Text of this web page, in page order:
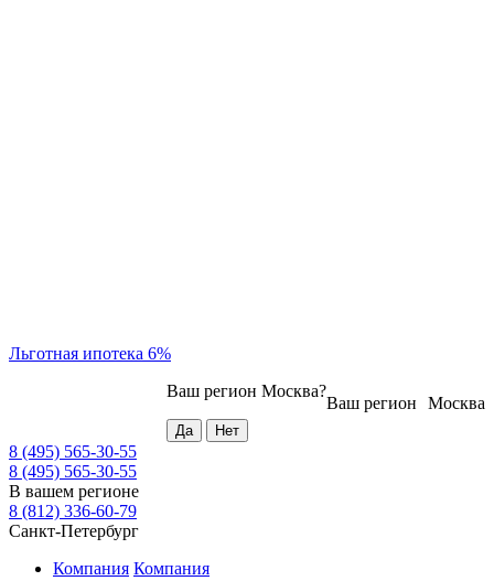
Льготная ипотека 6%
Москва
Ваш регион
Ваш регион Москва?
8 (495) 565-30-55
8 (495) 565-30-55
В вашем регионе
8 (812) 336-60-79
Санкт-Петербург
Компания Компания